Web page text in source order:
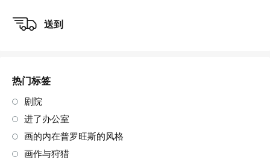
送到
热门标签
剧院
进了办公室
画的内在普罗旺斯的风格
画作与狩猎